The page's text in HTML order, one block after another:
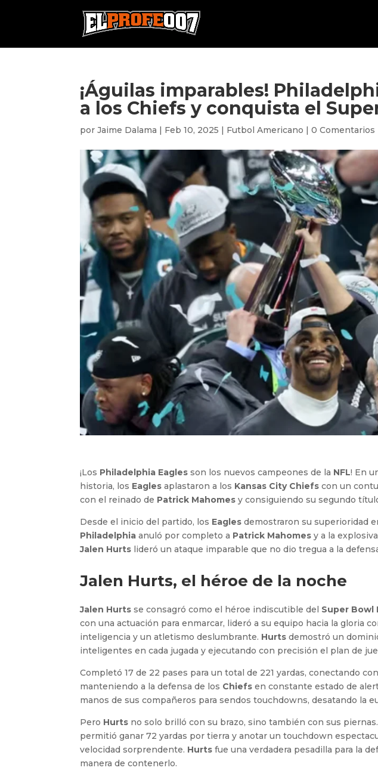
¡Águilas imparables!
a los Chiefs y conquista el
porJaime Dalama | Feb 10, 2025 | Futbol Americano |0 Comentarios
¡Los Philadelphia Eagles son los nuevos campeones de la NFL! En
historia, los Eagles aplastaron a los Kansas City Chiefs con un
con el reinado de Patrick Mahomes y consiguiendo su segundo
Desde el inicio del partido, los Eagles demostraron su superioridad
Philadelphia anuló por completo a Patrick Mahomes y a la
Jalen Hurts lideró un ataque imparable que no dio tregua a la
Jalen Hurts, el héroe de la noche
Jalen Hurtsse consagró como el héroe indiscutible del Super Bowl
con una actuación para enmarcar, lideró a su equipo hacia la gloria
inteligencia y un atletismo deslumbrante. Hurts demostró un
inteligentes en cada jugada y ejecutando con precisión el plan de
Completó 17 de 22 pases para un total de 221 yardas, conectando
manteniendo a la defensa de los Chiefs en constante estado de
manos de sus compañeros para sendos touchdowns, desatando la
Pero Hurts no solo brilló con su brazo, sino también con sus
permitió ganar 72 yardas por tierra y anotar un touchdown
velocidad sorprendente. Hurts fue una verdadera pesadilla para la
manera de contenerlo.